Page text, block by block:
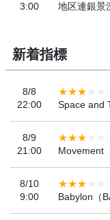
3:00
地区連銀景
新着指標
8/8
22:00
Space and
8/9
21:00
Movement
8/10
9:00
Babylon（